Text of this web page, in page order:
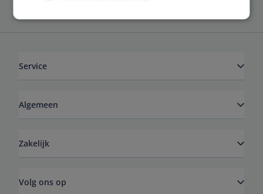
Service
Algemeen
Zakelijk
Volg ons op